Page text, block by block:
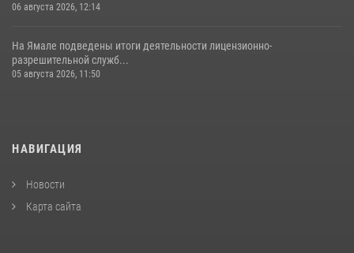
06 августа 2026, 12:14
На Ямале подведены итоги деятельности лицензионно-
разрешительной служб...
05 августа 2026, 11:50
НАВИГАЦИЯ
Новости
Карта сайта